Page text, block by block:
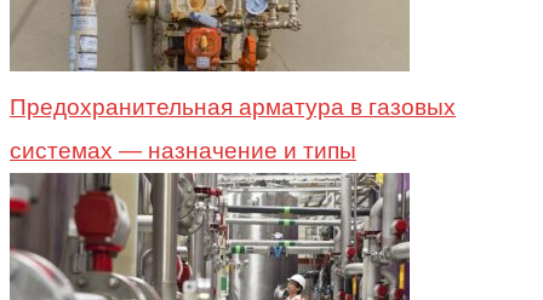
Предохранительная арматура в газовых
системах — назначение и типы